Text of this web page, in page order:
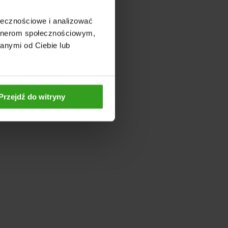
i analizować
społecznościowym,
od Ciebie lub
do witryny